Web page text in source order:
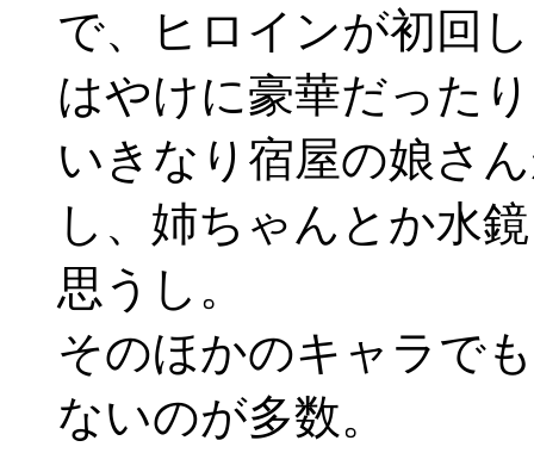
で、ヒロインが初回
はやけに豪華だった
いきなり宿屋の娘さ
し、姉ちゃんとか水
思うし。
そのほかのキャラで
ないのが多数。